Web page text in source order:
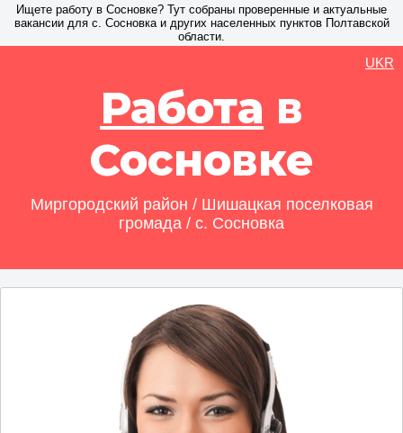
Ищете работу в Сосновке? Тут собраны проверенные и актуальные
вакансии для с. Сосновка и других населенных пунктов Полтавской
области.
Работа в
Сосновке
Миргородский район / Шишацкая поселковая
громада / с. Сосновка
UKR